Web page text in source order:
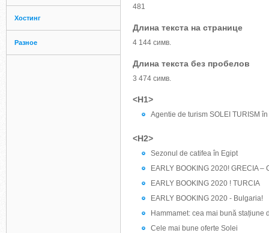
Хостинг
Разное
481
Длина текста на странице
4 144 симв.
Длина текста без пробелов
3 474 симв.
<H1>
Agentie de turism SOLEI TURISM
<H2>
Sezonul de catifea în Egipt
EARLY BOOKING 2020! GRECIA –
EARLY BOOKING 2020 ! TURCIA
EARLY BOOKING 2020 - Bulgaria!
Hammamet: cea mai bună stațiune
Cele mai bune oferte Solei